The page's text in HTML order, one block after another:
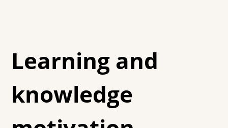
Learning and
knowledge